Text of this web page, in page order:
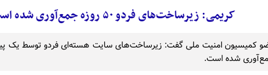
کریمی: زیرساخت‌های فردو ۵۰ روزه جمع‌آوری شده است
شده است.